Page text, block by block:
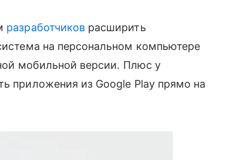
разработчиков расширить
на персональном компьютере
мобильной версии. Плюс у
приложения из Google Play прямо на